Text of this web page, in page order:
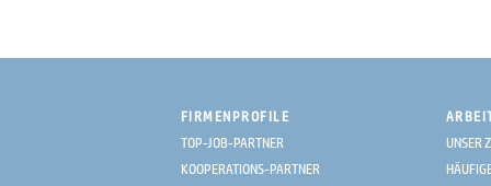
FIRMENPROFILE
TOP-JOB-PARTNER
KOOPERATIONS-PARTNER
UNSER